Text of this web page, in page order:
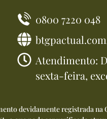
0800 7220 048
Atendimento:
sexta-feira,
devidamente registrada